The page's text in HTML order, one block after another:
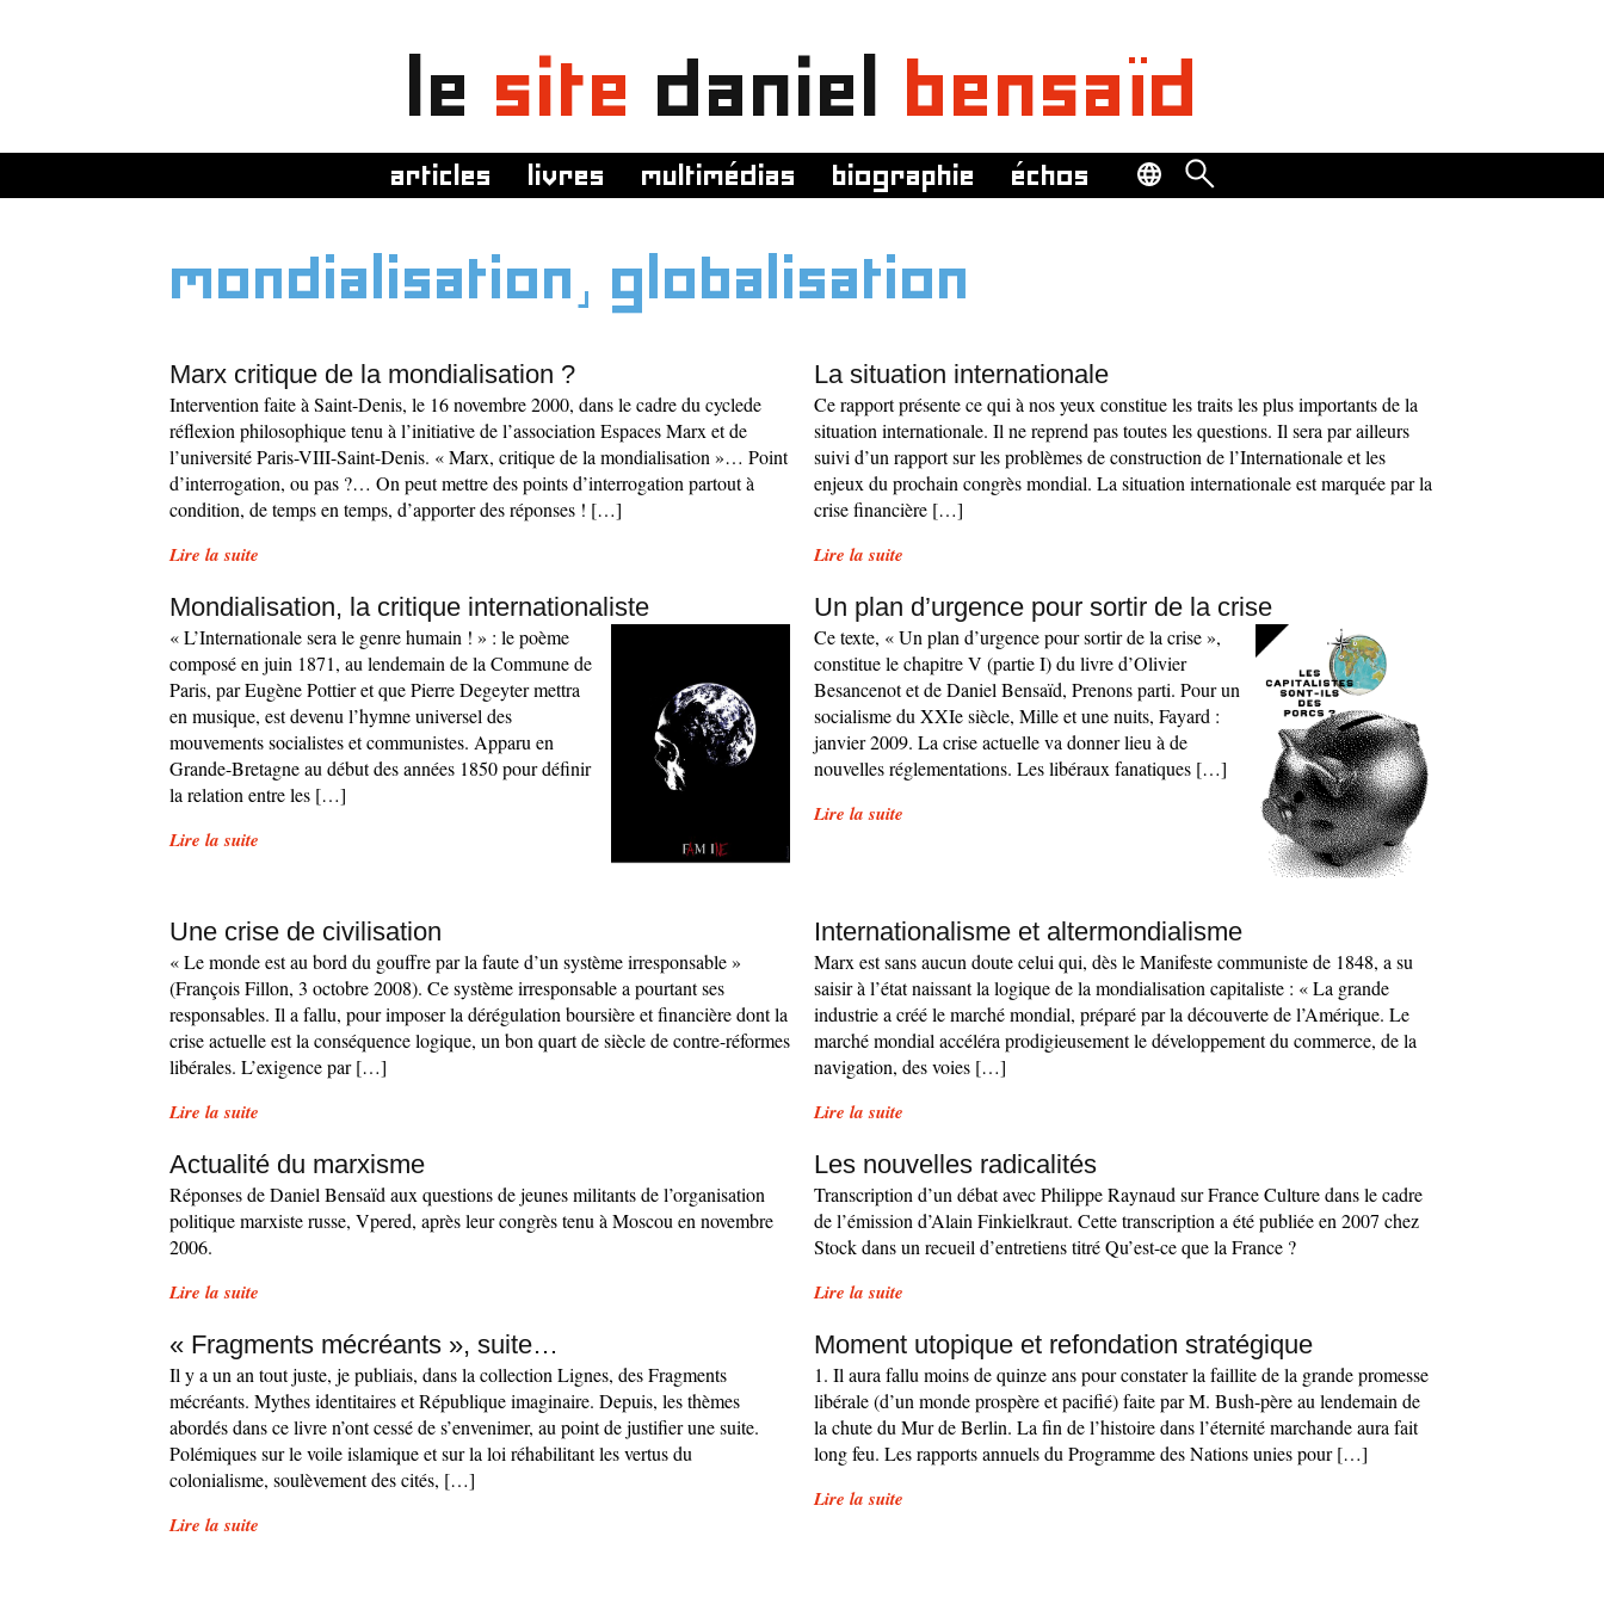
le site daniel bensaïd
articles livres multimédias biographie échos
mondialisation, globalisation
Marx critique de la mondialisation ?
Intervention faite à Saint-Denis, le 16 novembre 2000, dans le cadre du cyclede
réflexion philosophique tenu à l’initiative de l’association Espaces Marx et de
l’université Paris-VIII-Saint-Denis. « Marx, critique de la mondialisation »… Point
d’interrogation, ou pas ?… On peut mettre des points d’interrogation partout à
condition, de temps en temps, d’apporter des réponses ! […]
Lire la suite
La situation internationale
Ce rapport présente ce qui à nos yeux constitue les traits les plus importants de la
situation internationale. Il ne reprend pas toutes les questions. Il sera par ailleurs
suivi d’un rapport sur les problèmes de construction de l’Internationale et les
enjeux du prochain congrès mondial. La situation internationale est marquée par la
crise financière […]
Lire la suite
Mondialisation, la critique internationaliste
« L’Internationale sera le genre humain ! » : le poème
composé en juin 1871, au lendemain de la Commune de
Paris, par Eugène Pottier et que Pierre Degeyter mettra
en musique, est devenu l’hymne universel des
mouvements socialistes et communistes. Apparu en
Grande-Bretagne au début des années 1850 pour définir
la relation entre les […]
Lire la suite
Un plan d’urgence pour sortir de la crise
Ce texte, « Un plan d’urgence pour sortir de la crise »,
constitue le chapitre V (partie I) du livre d’Olivier
Besancenot et de Daniel Bensaïd, Prenons parti. Pour un
socialisme du XXIe siècle, Mille et une nuits, Fayard :
janvier 2009. La crise actuelle va donner lieu à de
nouvelles réglementations. Les libéraux fanatiques […]
Lire la suite
Une crise de civilisation
« Le monde est au bord du gouffre par la faute d’un système irresponsable »
(François Fillon, 3 octobre 2008). Ce système irresponsable a pourtant ses
responsables. Il a fallu, pour imposer la dérégulation boursière et financière dont la
crise actuelle est la conséquence logique, un bon quart de siècle de contre-réformes
libérales. L’exigence par […]
Lire la suite
Internationalisme et altermondialisme
Marx est sans aucun doute celui qui, dès le Manifeste communiste de 1848, a su
saisir à l’état naissant la logique de la mondialisation capitaliste : « La grande
industrie a créé le marché mondial, préparé par la découverte de l’Amérique. Le
marché mondial accéléra prodigieusement le développement du commerce, de la
navigation, des voies […]
Lire la suite
Actualité du marxisme
Réponses de Daniel Bensaïd aux questions de jeunes militants de l’organisation
politique marxiste russe, Vpered, après leur congrès tenu à Moscou en novembre
2006.
Lire la suite
Les nouvelles radicalités
Transcription d’un débat avec Philippe Raynaud sur France Culture dans le cadre
de l’émission d’Alain Finkielkraut. Cette transcription a été publiée en 2007 chez
Stock dans un recueil d’entretiens titré Qu’est-ce que la France ?
Lire la suite
« Fragments mécréants », suite…
Il y a un an tout juste, je publiais, dans la collection Lignes, des Fragments
mécréants. Mythes identitaires et République imaginaire. Depuis, les thèmes
abordés dans ce livre n’ont cessé de s’envenimer, au point de justifier une suite.
Polémiques sur le voile islamique et sur la loi réhabilitant les vertus du
colonialisme, soulèvement des cités, […]
Lire la suite
Moment utopique et refondation stratégique
1. Il aura fallu moins de quinze ans pour constater la faillite de la grande promesse
libérale (d’un monde prospère et pacifié) faite par M. Bush-père au lendemain de
la chute du Mur de Berlin. La fin de l’histoire dans l’éternité marchande aura fait
long feu. Les rapports annuels du Programme des Nations unies pour […]
Lire la suite